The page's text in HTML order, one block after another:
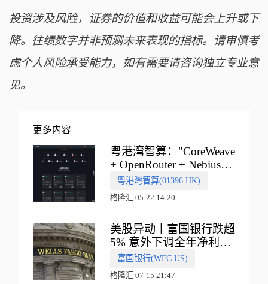
投资涉及风险，证券的价值和收益可能会上升或下
降。往绩数字并非预测未来表现的指标。请审慎考
虑个人风险承受能力，如有需要请咨询独立专业意
见。
更多内容
粤港湾智算："CoreWeave
+ OpenRouter + Nebius"
多向融合的中国智算新范
式
粵港灣智算(01396.HK)
格隆汇 05-22 14:20
美股异动丨富国银行跌超
5% 意外下调全年净利息
收入指引
富国银行(WFC.US)
格隆汇 07-15 21:47